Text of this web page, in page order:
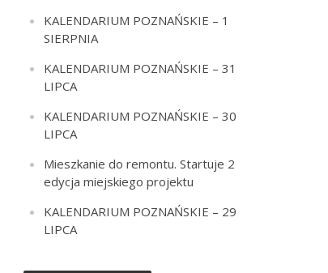
KALENDARIUM POZNAŃSKIE – 1
SIERPNIA
KALENDARIUM POZNAŃSKIE – 31
LIPCA
KALENDARIUM POZNAŃSKIE – 30
LIPCA
Mieszkanie do remontu. Startuje 2
edycja miejskiego projektu
KALENDARIUM POZNAŃSKIE – 29
LIPCA